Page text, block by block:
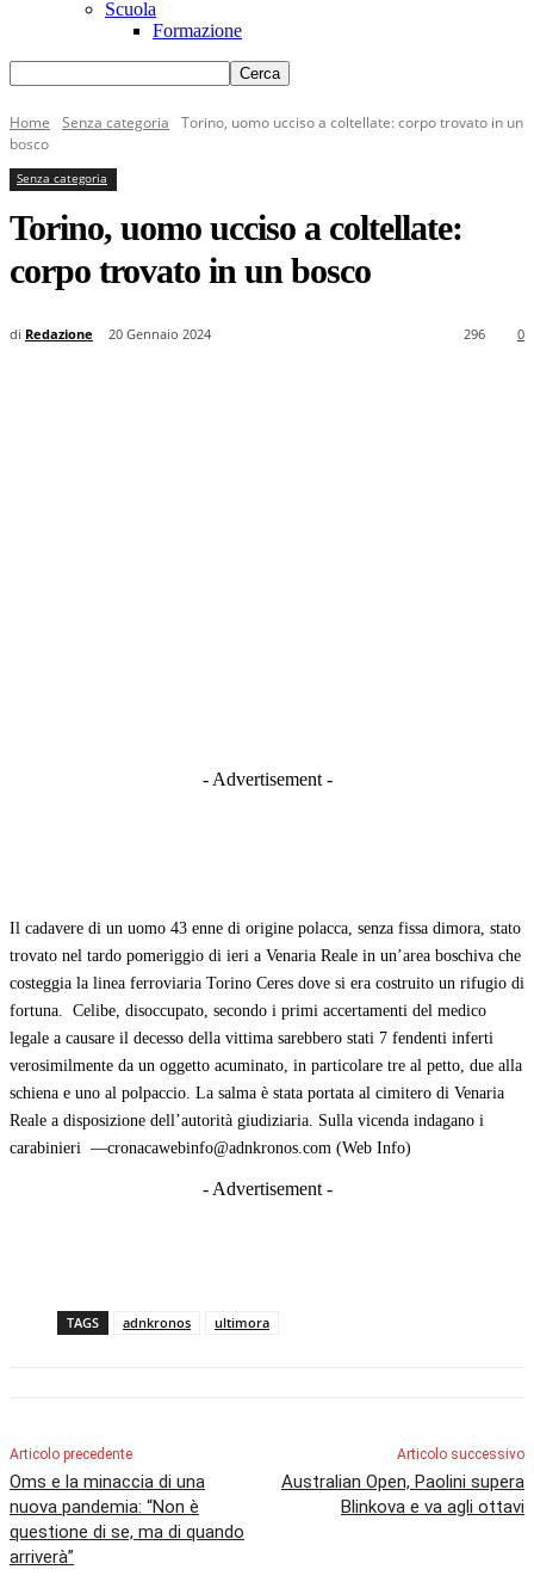
Scuola
Formazione
Home Senza categoria
Torino, uomo ucciso a coltellate: corpo trovato in un
bosco
Senza categoria
Torino, uomo ucciso a coltellate:
corpo trovato in un bosco
di Redazione 20 Gennaio 2024 0
296
- Advertisement -
Il cadavere di un uomo 43 enne di origine polacca, senza fissa dimora, stato
trovato nel tardo pomeriggio di ieri a Venaria Reale in un’area boschiva che
costeggia la linea ferroviaria Torino Ceres dove si era costruito un rifugio di
fortuna. Celibe, disoccupato, secondo i primi accertamenti del medico
legale a causare il decesso della vittima sarebbero stati 7 fendenti inferti
verosimilmente da un oggetto acuminato, in particolare tre al petto, due alla
schiena e uno al polpaccio. La salma è stata portata al cimitero di Venaria
Reale a disposizione dell’autorità giudiziaria. Sulla vicenda indagano i
carabinieri —cronacawebinfo@adnkronos.com (Web Info)
- Advertisement -
TAGS adnkronos ultimora
Articolo precedente
Oms e la minaccia di una
nuova pandemia: “Non è
questione di se, ma di quando
arriverà”
Articolo successivo
Australian Open, Paolini supera
Blinkova e va agli ottavi